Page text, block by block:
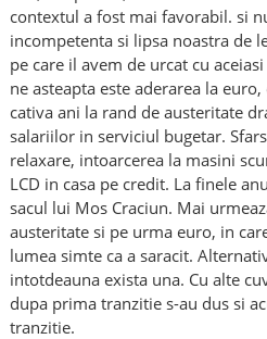
contextul a fost mai favorabil. si
incompetenta si lipsa noastra de
pe care il avem de urcat cu
ne asteapta este aderarea la
cativa ani la rand de austeritate
salariilor in serviciul bugetar.
relaxare, intoarcerea la masini
LCD in casa pe credit. La finele
sacul lui Mos Craciun. Mai
austeritate si pe urma euro, in
lumea simte ca a saracit.
intotdeauna exista una. Cu alte
dupa prima tranzitie s-au dus si
tranzitie.